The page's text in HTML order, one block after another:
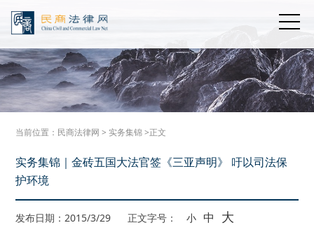
当前位置： 民商法律网 >实务集锦>正文
实务集锦｜金砖五国大法官签《三亚声明》 吁以司法保
护环境
发布日期：2015/3/29 正文字号： 小 中 大